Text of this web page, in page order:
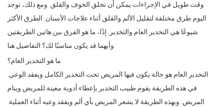
وقت طويل في الإجراءات يمكن أن تخلق الخوف والقلق. ومع ذلك، توجد
اليوم طرق مختلفة لتقليل الألم والقلق أثناء علاجات الأسنان. الطرق الأكثر
شيوعًا هي التخدير العام والتخدير. إذًا، ما هو الفرق بين هاتين الطريقتين
وأيهما قد يكون مناسبًا لك؟ التفاصيل هنا:
ما هو التخدير العام؟
التخدير العام هو حالة يكون فيها المريض تحت التخدير الكامل ويفقد الوعي.
في هذه الطريقة يقوم طبيب التخدير بإعطاء أدوية معينة للمريض وينام
المريض. وبهذه الطريقة لا يشعر المريض بأي ألم ويفقد وعيه أثناء العملية.